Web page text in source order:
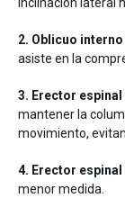
inclinación lateral
2. Oblicuo
asiste en la
3. Erector
mantener la
movimiento,
4. Erector
menor medida.